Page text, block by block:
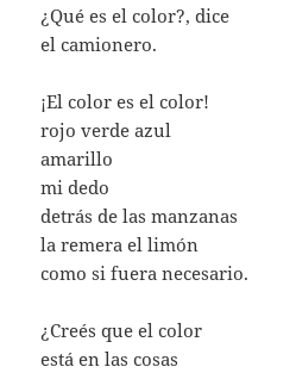
¿Qué es el color?, dice
el camionero.
¡El color es el color!
rojo verde azul
amarillo
mi dedo
detrás de las manzanas
la remera el limón
como si fuera necesario.
¿Creés que el color
está en las cosas